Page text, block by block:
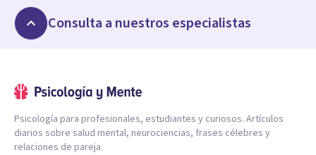
Consulta a nuestros especialistas
Psicología para profesionales, estudiantes y curiosos. Artículos
diarios sobre salud mental, neurociencias, frases célebres y
relaciones de pareja.